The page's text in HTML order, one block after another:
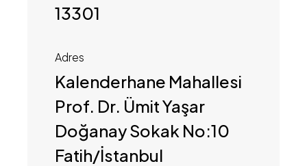
13301
Adres
Kalenderhane Mahallesi
Prof. Dr. Ümit Yaşar
Doğanay Sokak No:10
Fatih/İstanbul